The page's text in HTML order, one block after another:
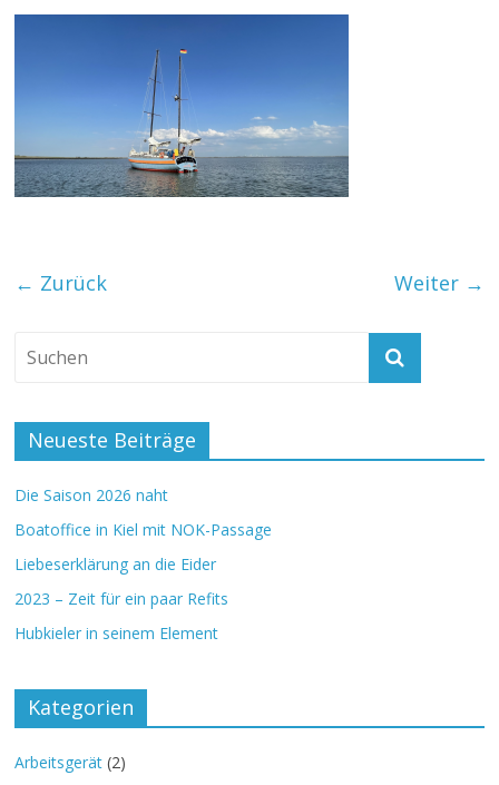
← Zurück Weiter →
Neueste Beiträge
Die Saison 2026 naht
Boatoffice in Kiel mit NOK-Passage
Liebeserklärung an die Eider
2023 – Zeit für ein paar Refits
Hubkieler in seinem Element
Kategorien
Arbeitsgerät (2)